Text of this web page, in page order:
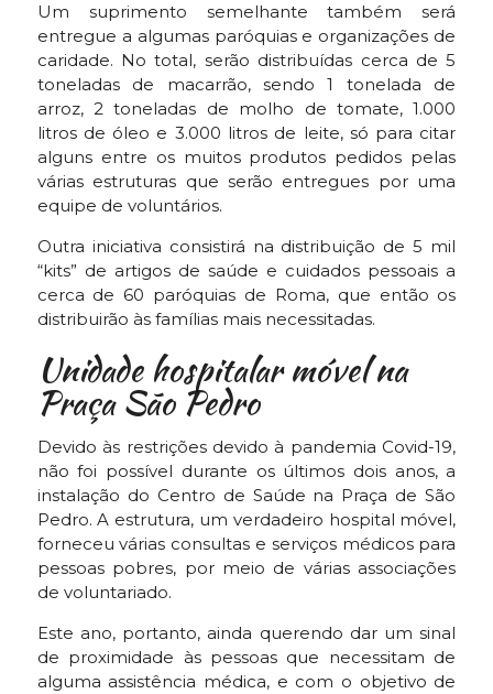
Um suprimento semelhante também será
entregue a algumas paróquias e organizações de
caridade. No total, serão distribuídas cerca de 5
toneladas de macarrão, sendo 1 tonelada de
arroz, 2 toneladas de molho de tomate, 1.000
litros de óleo e 3.000 litros de leite, só para citar
alguns entre os muitos produtos pedidos pelas
várias estruturas que serão entregues por uma
equipe de voluntários.
Outra iniciativa consistirá na distribuição de 5 mil
“kits” de artigos de saúde e cuidados pessoais a
cerca de 60 paróquias de Roma, que então os
distribuirão às famílias mais necessitadas.
Unidade hospitalar móvel na
Praça São Pedro
Devido às restrições devido à pandemia Covid-19,
não foi possível durante os últimos dois anos, a
instalação do Centro de Saúde na Praça de São
Pedro. A estrutura, um verdadeiro hospital móvel,
forneceu várias consultas e serviços médicos para
pessoas pobres, por meio de várias associações
de voluntariado.
Este ano, portanto, ainda querendo dar um sinal
de proximidade às pessoas que necessitam de
alguma assistência médica, e com o objetivo de